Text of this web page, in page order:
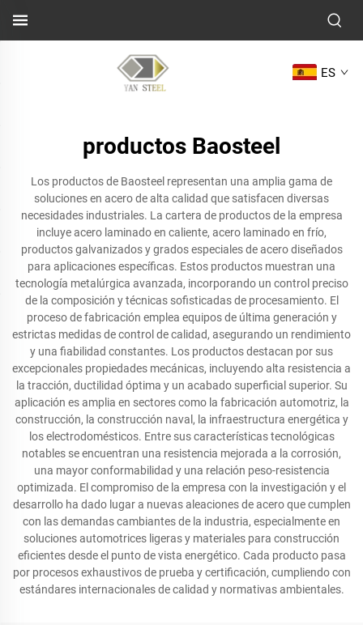
ES
productos Baosteel
Los productos de Baosteel representan una amplia gama de
soluciones en acero de alta calidad que satisfacen diversas
necesidades industriales. La cartera de productos de la empresa
incluye acero laminado en caliente, acero laminado en frío,
productos galvanizados y grados especiales de acero diseñados
para aplicaciones específicas. Estos productos muestran una
tecnología metalúrgica avanzada, incorporando un control preciso
de la composición y técnicas sofisticadas de procesamiento. El
proceso de fabricación emplea equipos de última generación y
estrictas medidas de control de calidad, asegurando un rendimiento
y una fiabilidad constantes. Los productos destacan por sus
excepcionales propiedades mecánicas, incluyendo alta resistencia a
la tracción, ductilidad óptima y un acabado superficial superior. Su
aplicación es amplia en sectores como la fabricación automotriz, la
construcción, la construcción naval, la infraestructura energética y
los electrodomésticos. Entre sus características tecnológicas
notables se encuentran una resistencia mejorada a la corrosión,
una mayor conformabilidad y una relación peso-resistencia
optimizada. El compromiso de la empresa con la investigación y el
desarrollo ha dado lugar a nuevas aleaciones de acero que cumplen
con las demandas cambiantes de la industria, especialmente en
soluciones automotrices ligeras y materiales para construcción
eficientes desde el punto de vista energético. Cada producto pasa
por procesos exhaustivos de prueba y certificación, cumpliendo con
estándares internacionales de calidad y normativas ambientales.